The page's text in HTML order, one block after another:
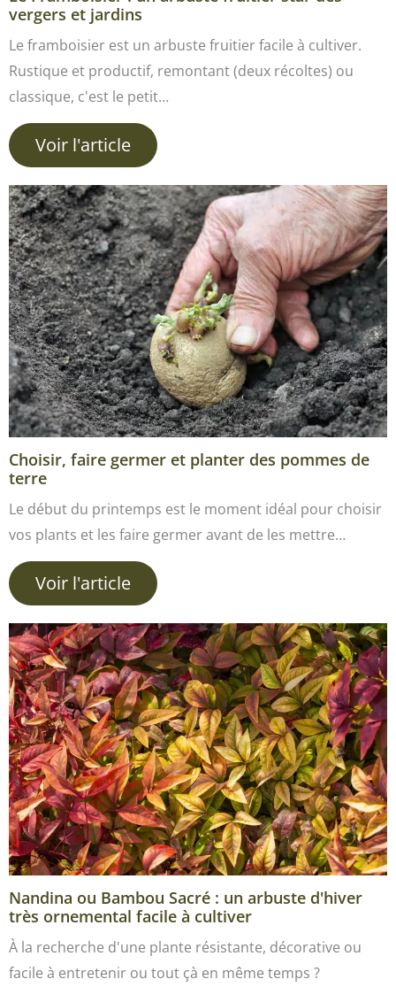
vergers et jardins
Le framboisier est un arbuste fruitier facile à cultiver.
Rustique et productif, remontant (deux récoltes) ou
classique, c'est le petit…
Voir l'article
Choisir, faire germer et planter des pommes de
terre
Le début du printemps est le moment idéal pour choisir
vos plants et les faire germer avant de les mettre…
Voir l'article
Nandina ou Bambou Sacré : un arbuste d'hiver
très ornemental facile à cultiver
À la recherche d'une plante résistante, décorative ou
facile à entretenir ou tout çà en même temps ?